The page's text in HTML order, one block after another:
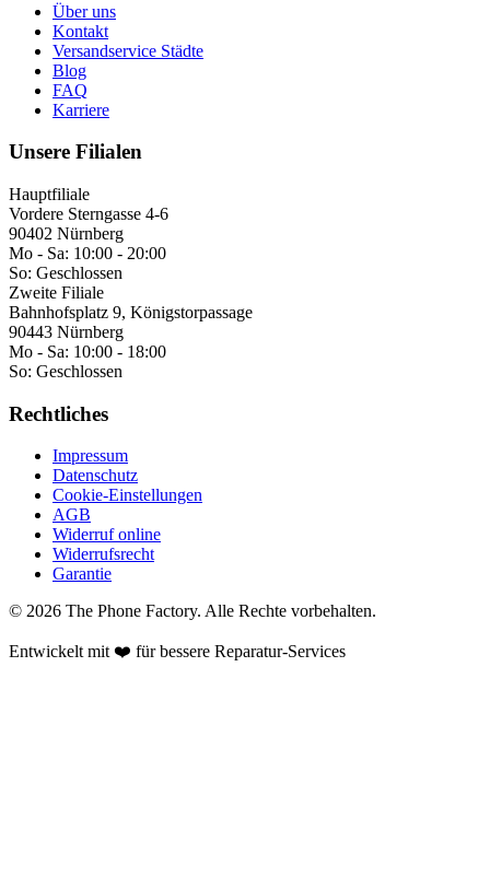
Über uns
Kontakt
Versandservice Städte
Blog
FAQ
Karriere
Unsere Filialen
Hauptfiliale
Vordere Sterngasse 4-6
90402 Nürnberg
Mo - Sa: 10:00 - 20:00
So: Geschlossen
Zweite Filiale
Bahnhofsplatz 9, Königstorpassage
90443 Nürnberg
Mo - Sa: 10:00 - 18:00
So: Geschlossen
Rechtliches
Impressum
Datenschutz
Cookie-Einstellungen
AGB
Widerruf online
Widerrufsrecht
Garantie
© 2026 The Phone Factory. Alle Rechte vorbehalten.
Entwickelt mit ❤️ für bessere Reparatur-Services